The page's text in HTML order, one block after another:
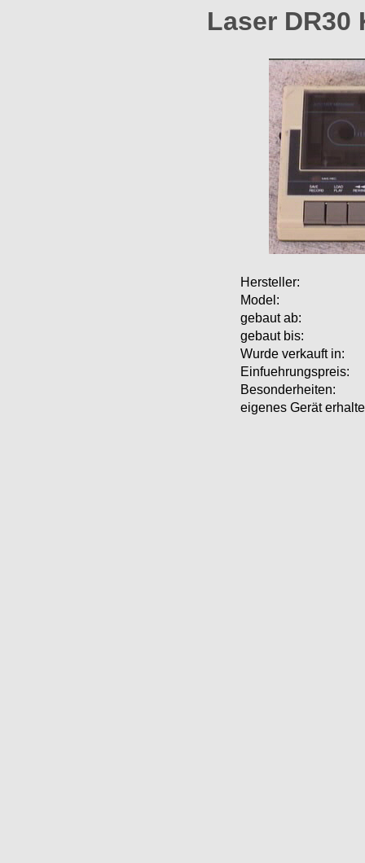
Laser
Hersteller:
Model:
gebaut ab:
gebaut bis:
Wurde verkauft in:
Einfuehrungspreis:
Besonderheiten:
eigenes Gerät